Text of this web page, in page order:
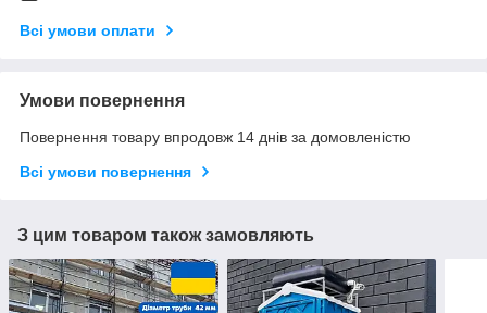
Всі умови оплати
Умови повернення
Повернення товару впродовж 14 днів за домовленістю
Всі умови повернення
З цим товаром також замовляють